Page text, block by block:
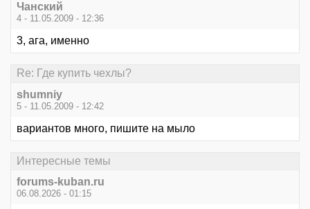
Чанский
4 - 11.05.2009 - 12:36
3, ага, именно
Re: Где купить чехлы?
shumniy
5 - 11.05.2009 - 12:42
вариантов много, пишите на мыло
Интересные темы
forums-kuban.ru
06.08.2026 - 01:15